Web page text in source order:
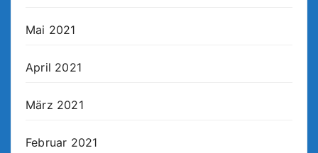
Mai 2021
April 2021
März 2021
Februar 2021